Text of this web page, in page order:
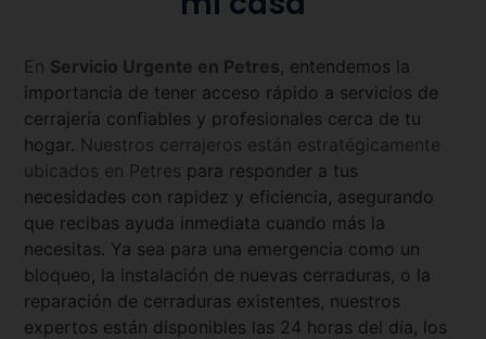
En Servicio Urgente en Petres , entendemos la
importancia de tener acceso rápido a servicios de
cerrajería confiables y profesionales cerca de tu
hogar. Nuestros cerrajeros están estratégicamente
ubicados en Petres para responder a tus
necesidades con rapidez y eficiencia, asegurando
que recibas ayuda inmediata cuando más la
necesitas. Ya sea para una emergencia como un
bloqueo, la instalación de nuevas cerraduras, o la
reparación de cerraduras existentes, nuestros
expertos están disponibles las 24 horas del día, los